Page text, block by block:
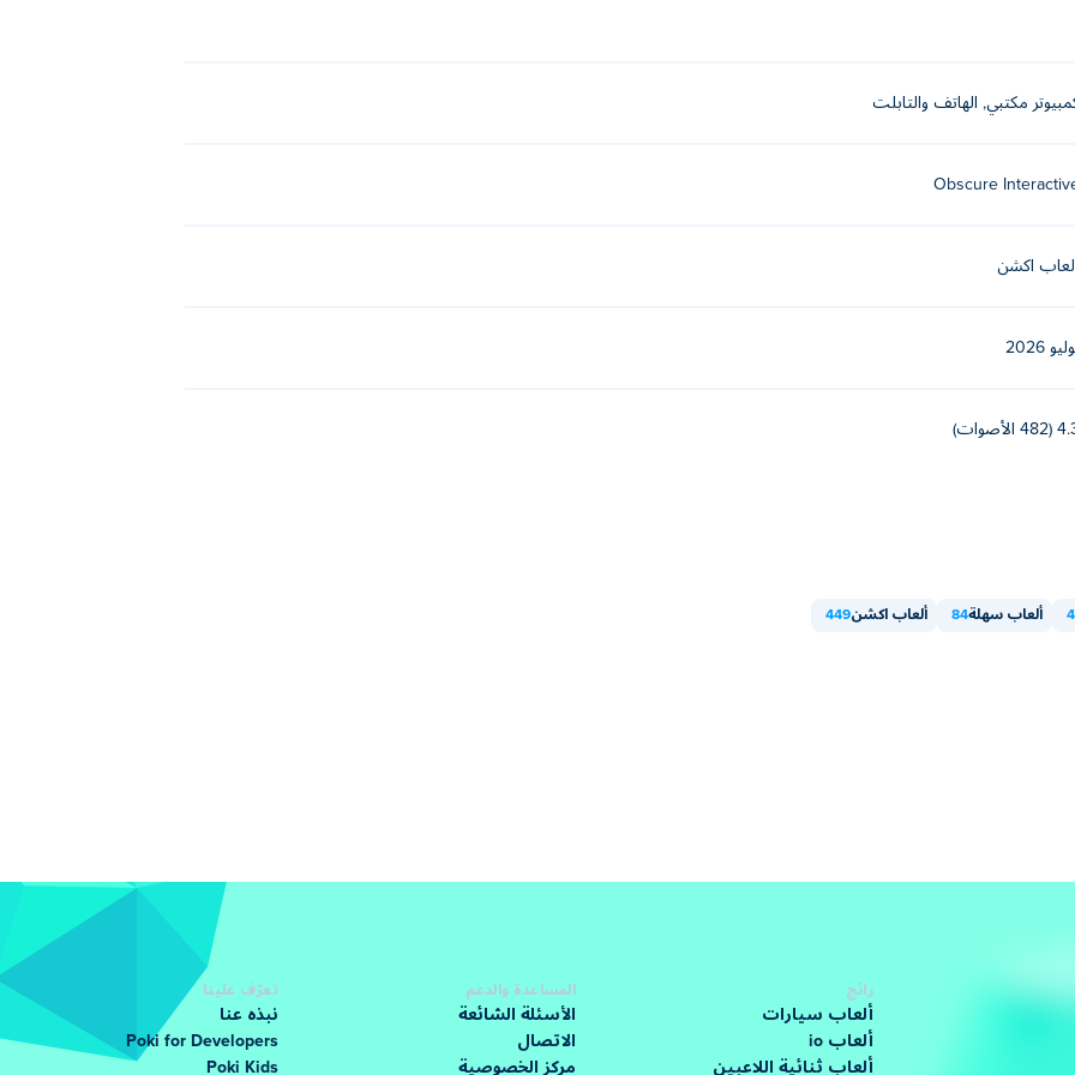
مكتبي, الهاتف والتابلت
Obscure
ألعاب اكشن
2026
الأصوات)
ألعاب سهلة84 ألعاب اكشن449
رائج
ألعاب سيارات
ألعاب io
ألعاب ثنائية اللاعبين
المساعدة والدعم
الأسئلة الشائعة
الاتصال
مركز الخصوصية
تعرّف علينا
نبذه عنا
Poki for Developers
Poki Kids